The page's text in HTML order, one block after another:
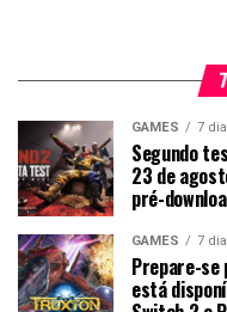
GAMES 7
Segundo
23 de
pré-
GAMES 7
Prepare-se
está